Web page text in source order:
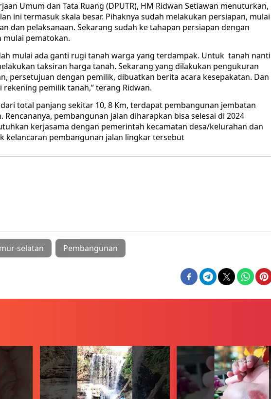
Umum dan Tata Ruang (DPUTR), HM Ridwan Setiawan menuturkan,
ini termasuk skala besar. Pihaknya sudah melakukan persiapan, mulai
dan pelaksanaan. Sekarang sudah ke tahapan persiapan dengan
mulai pematokan.
mulai ada ganti rugi tanah warga yang terdampak. Untuk tanah nanti
taksiran harga tanah. Sekarang yang dilakukan pengukuran
persetujuan dengan pemilik, dibuatkan berita acara kesepakatan. Dan
pemilik tanah,” terang Ridwan.
total panjang sekitar 10, 8 Km, terdapat pembangunan jembatan
Rencananya, pembangunan jalan diharapkan bisa selesai di 2024
kerjasama dengan pemerintah kecamatan desa/kelurahan dan
kelancaran pembangunan jalan lingkar tersebut
selatan Pembangunan